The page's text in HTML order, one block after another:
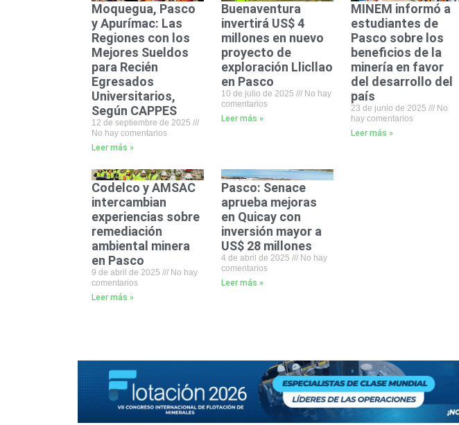
Moquegua, Pasco
y Apurímac: Las
Regiones con los
Mejores Sueldos
para Recién
Egresados
Universitarios,
Según CAPPES
12 de septiembre de 2025
No hay comentarios
Leer más »
Buenaventura
invertirá US$ 4
millones en nuevo
proyecto de
exploración Llicllao
en Pasco
10 de julio de 2025
No hay
comentarios
Leer más »
MINEM informó a
estudiantes de
Pasco sobre los
beneficios de la
minería en favor
del desarrollo del
país
23 de junio de 2025
No
hay comentarios
Leer más »
Codelco y AMSAC
intercambian
experiencias sobre
remediación
ambiental minera
en Pasco
9 de abril de 2025
No hay
comentarios
Leer más »
Pasco: Senace
aprueba mejoras
en Quicay con
inversión mayor a
US$ 28 millones
4 de abril de 2025
No hay
comentarios
Leer más »